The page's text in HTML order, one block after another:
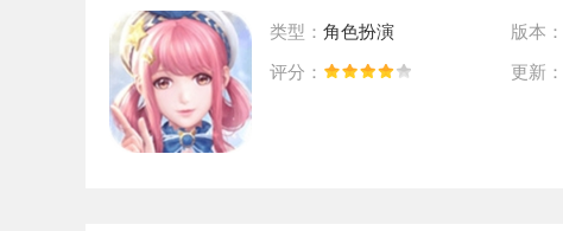
类型： 角色扮演 版本：
评分：
更新：